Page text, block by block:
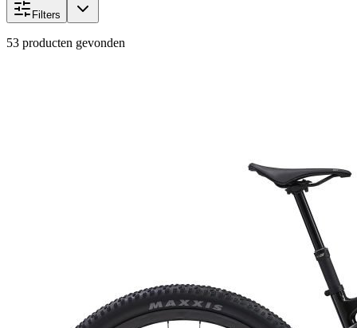
Filters
53 producten gevonden